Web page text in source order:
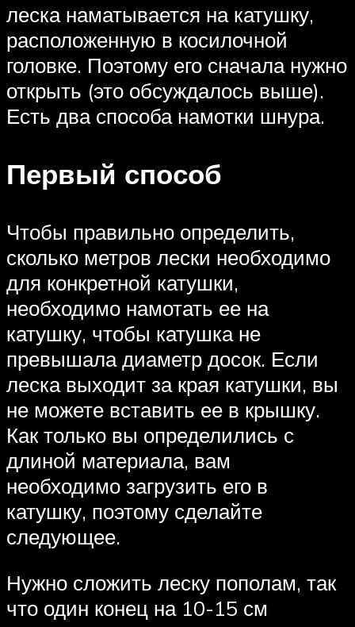
леска наматывается на катушку,
расположенную в косилочной
головке. Поэтому его сначала нужно
открыть (это обсуждалось выше).
Есть два способа намотки шнура.
Первый способ
Чтобы правильно определить,
сколько метров лески необходимо
для конкретной катушки,
необходимо намотать ее на
катушку, чтобы катушка не
превышала диаметр досок. Если
леска выходит за края катушки, вы
не можете вставить ее в крышку.
Как только вы определились с
длиной материала, вам
необходимо загрузить его в
катушку, поэтому сделайте
следующее.
Нужно сложить леску пополам, так
что один конец на 10-15 см